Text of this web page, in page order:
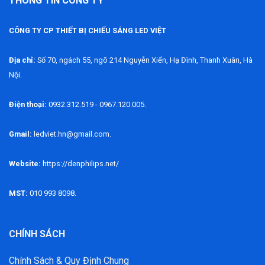
CÔNG TY CP THIẾT BỊ CHIẾU SÁNG LED VIỆT
Địa chỉ: Số 70, ngách 55, ngõ 214 Nguyễn Xiển, Hạ Đình, Thanh Xuân, Hà
Nội.
Điện thoại: 0932.312.519 - 0967.120.005.
Gmail: ledviet.hn@gmail.com.
Website: https://denphilips.net/
MST: 010 993 8098.
CHÍNH SÁCH
Chính Sách & Quy Định Chung